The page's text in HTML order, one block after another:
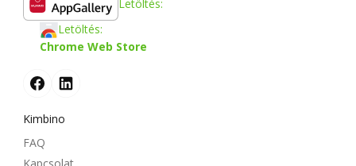
Letöltés:
Chrome Web Store
Kimbino
FAQ